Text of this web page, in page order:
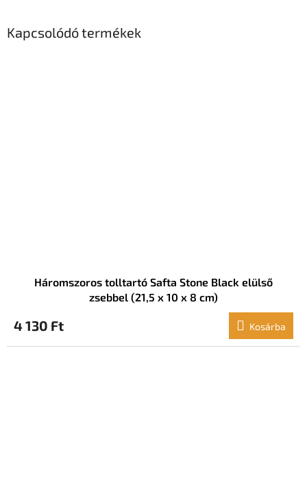
Kapcsolódó termékek
Háromszoros tolltartó Safta Stone Black elülső
zsebbel (21,5 x 10 x 8 cm)
4 130 Ft Kosárba